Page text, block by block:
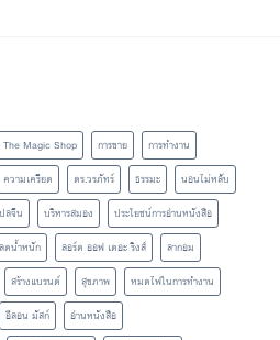
The Magic Shop การขาย
การทำงาน
ความเครียด ดร.วรภัทร์ ธรรมะ
นอนไม่หลับ
ลจีน บริหารสมอง
ประโยชน์การอ่านหนังสือ
ลดน้ำหนัก ลอร์ด ออฟ เดอะ ริงส์
ลากอม
สร้างแบรนด์ สุขภาพ
หมดไฟในการทำงาน
อีลอน มัสก์
อ่านหนังสือ